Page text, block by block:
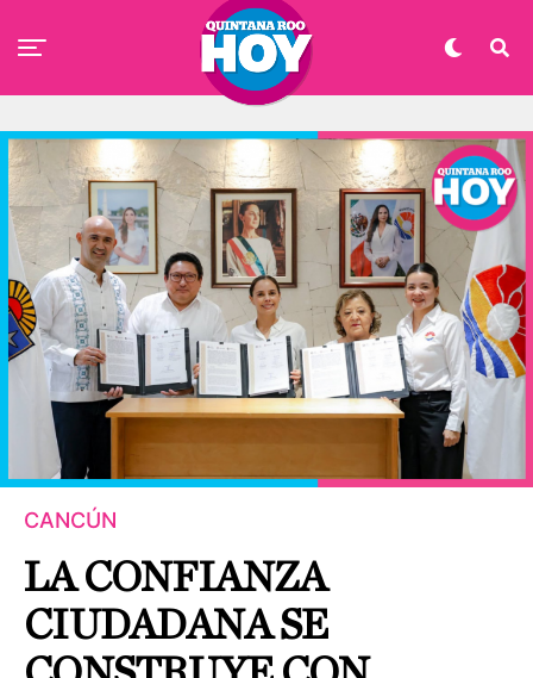
CANCÚN
LA CONFIANZA
CIUDADANA SE